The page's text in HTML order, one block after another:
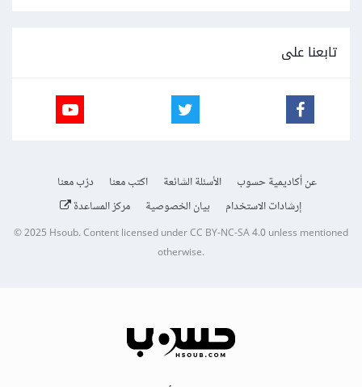
تابعنا على
عن أكاديمية حسوب الأسئلة الشائعة اكتب معنا
درّب معنا
إرشادات الاستخدام
بيان الخصوصية مركز المساعدة
© 2025Hsoub.Content licensed underCC BY-NC-SA 4.0unless mentioned
otherwise.